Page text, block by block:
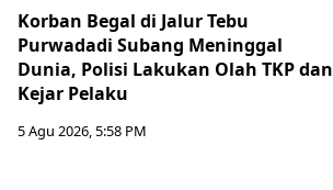
Korban Begal di Jalur Tebu
Purwadadi Subang Meninggal
Dunia, Polisi Lakukan Olah TKP dan
Kejar Pelaku
5 Agu 2026, 5:58 PM